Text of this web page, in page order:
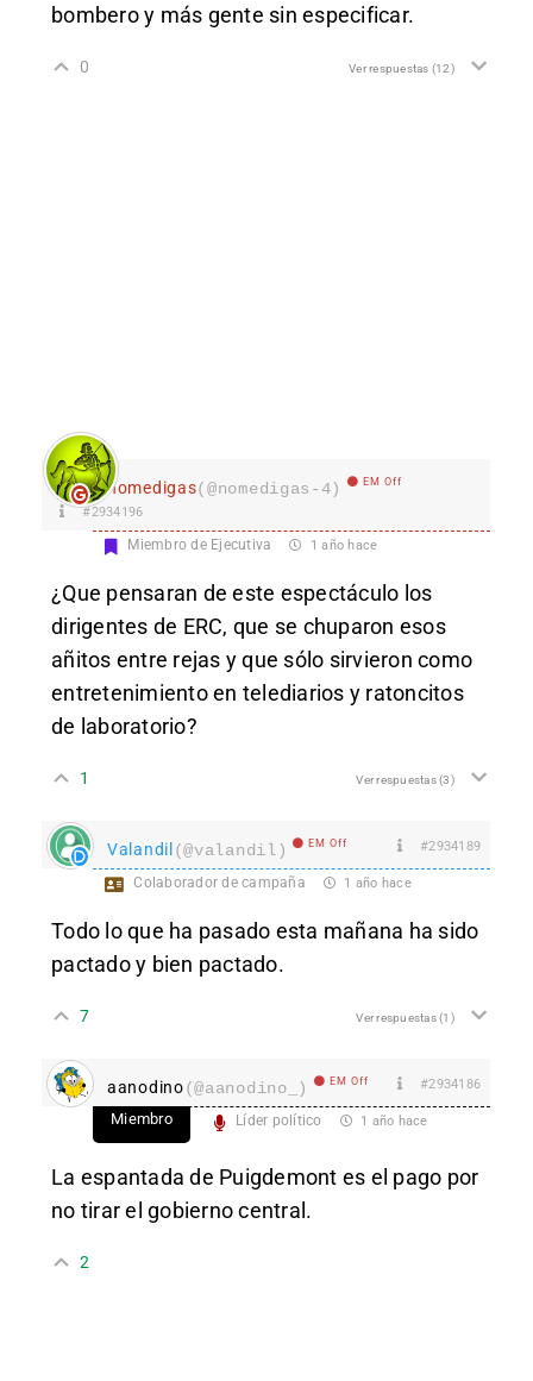
bombero y más gente sin especificar.
0 Ver respuestas (12)
nomedigas(@nomedigas-4) EM Off
#2934196
Miembro de Ejecutiva 1 año hace
¿Que pensaran de este espectáculo los
dirigentes de ERC, que se chuparon esos
añitos entre rejas y que sólo sirvieron como
entretenimiento en telediarios y ratoncitos
de laboratorio?
1 Ver respuestas(3)
Valandil(@valandil) EM Off #2934189
Colaborador de campaña 1 año hace
Todo lo que ha pasado esta mañana ha sido
pactado y bien pactado.
7 Ver respuestas(1)
aanodino(@aanodino_) EM Off #2934186
Miembro Líder político 1 año hace
La espantada de Puigdemont es el pago por
no tirar el gobierno central.
2